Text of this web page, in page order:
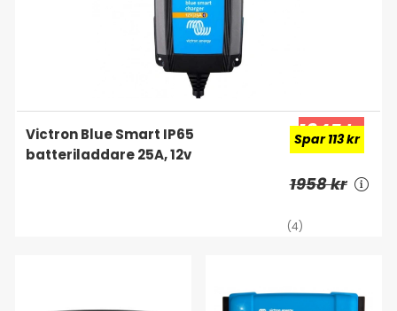
Victron Blue Smart IP65
batteriladdare 25A, 12v
1845 kr
Spar 113 kr
1958 kr
(4)